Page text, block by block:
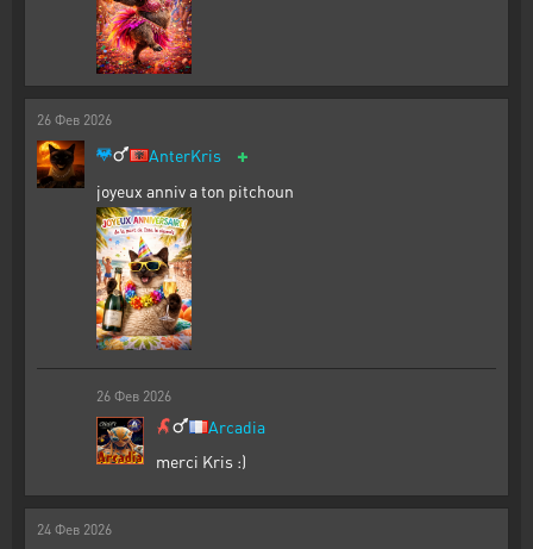
26 Фев 2026
AnterKris +
joyeux anniv a ton pitchoun
26 Фев 2026
Arcadia
merci Kris :)
24 Фев 2026